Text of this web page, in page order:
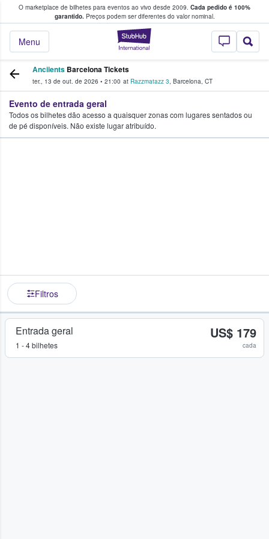
O marketplace de bilhetes para eventos ao vivo desde 2009. Cada pedido é 100%
garantido.Preços podem ser diferentes do valor nominal.
StubHub – onde
Menu
fãs compram e vendem bilhetes
Anciients Barcelona Tickets
ter., 13 de out. de 2026 • 21:00 at Razzmatazz 3, Barcelona, CT
Evento de entrada geral
Todos os bilhetes dão acesso a quaisquer zonas com lugares sentados ou
de pé disponíveis. Não existe lugar atribuído.
Filtros
Entrada geral
1 - 4 bilhetes
US$ 179
cada